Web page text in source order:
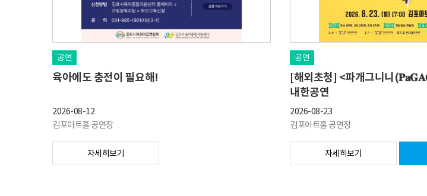
공연
육아에도 충전이 필요해!
2026-08-12
김포아트홀 공연장
자세히보기
공연
[해외초청] <파개그니니
내한공연
2026-08-23
김포아트홀 공연장
자세히보기